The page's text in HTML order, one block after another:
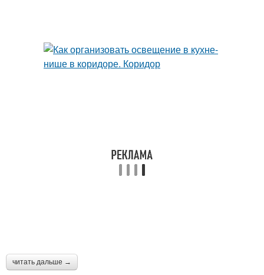
читать дальше →